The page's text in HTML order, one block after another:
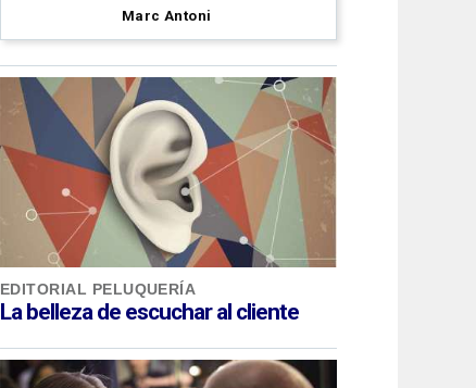
McCulloch
EDITORIAL PELUQUERÍA
La belleza de escuchar al cliente